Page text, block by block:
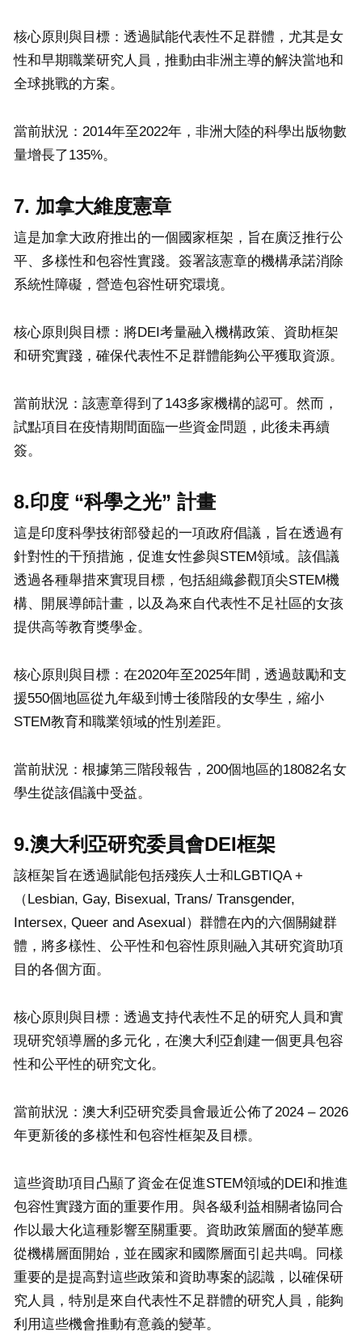
核心原則與目標：透過賦能代表性不足群體，尤其是女
性和早期職業研究人員，推動由非洲主導的解決當地和
全球挑戰的方案。
當前狀況：2014年至2022年，非洲大陸的科學出版物數
量增長了135%。
7. 加拿大維度憲章
這是加拿大政府推出的一個國家框架，旨在廣泛推行公
平、多樣性和包容性實踐。簽署該憲章的機構承諾消除
系統性障礙，營造包容性研究環境。
核心原則與目標：將DEI考量融入機構政策、資助框架
和研究實踐，確保代表性不足群體能夠公平獲取資源。
當前狀況：該憲章得到了143多家機構的認可。然而，
試點項目在疫情期間面臨一些資金問題，此後未再續
簽。
8.印度 “科學之光” 計畫
這是印度科學技術部發起的一項政府倡議，旨在透過有
針對性的干預措施，促進女性參與STEM領域。該倡議
透過各種舉措來實現目標，包括組織參觀頂尖STEM機
構、開展導師計畫，以及為來自代表性不足社區的女孩
提供高等教育獎學金。
核心原則與目標：在2020年至2025年間，透過鼓勵和支
援550個地區從九年級到博士後階段的女學生，縮小
STEM教育和職業領域的性別差距。
當前狀況：根據第三階段報告，200個地區的18082名女
學生從該倡議中受益。
9.澳大利亞研究委員會DEI框架
該框架旨在透過賦能包括殘疾人士和LGBTIQA +
（Lesbian, Gay, Bisexual, Trans/ Transgender,
Intersex, Queer and Asexual）群體在內的六個關鍵群
體，將多樣性、公平性和包容性原則融入其研究資助項
目的各個方面。
核心原則與目標：透過支持代表性不足的研究人員和實
現研究領導層的多元化，在澳大利亞創建一個更具包容
性和公平性的研究文化。
當前狀況：澳大利亞研究委員會最近公佈了2024 – 2026
年更新後的多樣性和包容性框架及目標。
這些資助項目凸顯了資金在促進STEM領域的DEI和推進
包容性實踐方面的重要作用。與各級利益相關者協同合
作以最大化這種影響至關重要。資助政策層面的變革應
從機構層面開始，並在國家和國際層面引起共鳴。同樣
重要的是提高對這些政策和資助專案的認識，以確保研
究人員，特別是來自代表性不足群體的研究人員，能夠
利用這些機會推動有意義的變革。